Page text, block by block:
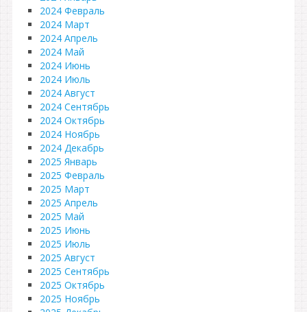
2024 Февраль
2024 Март
2024 Апрель
2024 Май
2024 Июнь
2024 Июль
2024 Август
2024 Сентябрь
2024 Октябрь
2024 Ноябрь
2024 Декабрь
2025 Январь
2025 Февраль
2025 Март
2025 Апрель
2025 Май
2025 Июнь
2025 Июль
2025 Август
2025 Сентябрь
2025 Октябрь
2025 Ноябрь